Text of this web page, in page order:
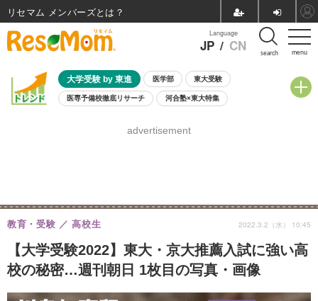
menu
Language
JP / CN search
大学受験 by 東進 医学部 東大受験
医専予備校徹底リサーチ 河合塾×東大特集
8月開催学校説明会・相談会
advertisement
【大学受験2022】東大・京大推薦入試に強い高
校の秘密…週刊朝日 1枚目の写真・画像
教育・受験 高校生 2022.3.2（水） 10:45
リセマム メンバーズ